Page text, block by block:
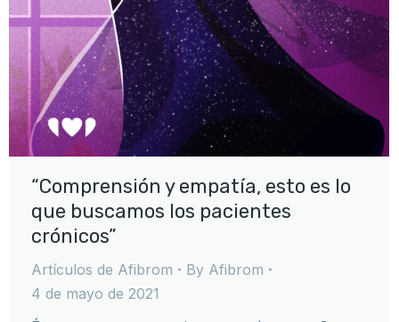
“Comprensión y empatía, esto es lo
que buscamos los pacientes
crónicos”
Artículos de Afibrom By Afibrom
4 de mayo de 2021